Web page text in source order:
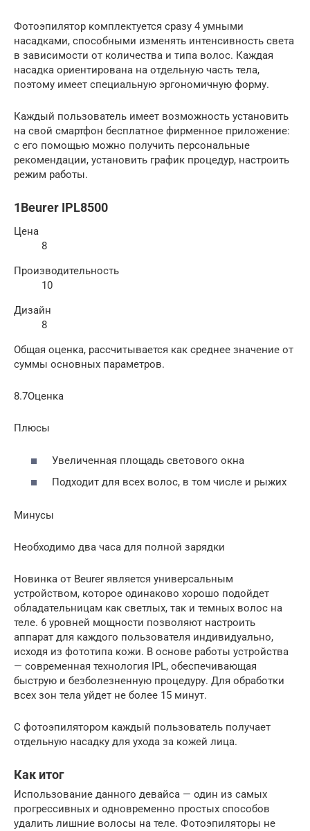
Фотоэпилятор комплектуется сразу 4 умными
насадками, способными изменять интенсивность света
в зависимости от количества и типа волос. Каждая
насадка ориентирована на отдельную часть тела,
поэтому имеет специальную эргономичную форму.
Каждый пользователь имеет возможность установить
на свой смартфон бесплатное фирменное приложение:
с его помощью можно получить персональные
рекомендации, установить график процедур, настроить
режим работы.
1Beurer IPL8500
Цена
8
Производительность
10
Дизайн
8
Общая оценка, рассчитывается как среднее значение от
суммы основных параметров.
8.7Оценка
Плюсы
Увеличенная площадь светового окна
Подходит для всех волос, в том числе и рыжих
Минусы
Необходимо два часа для полной зарядки
Новинка от Beurer является универсальным
устройством, которое одинаково хорошо подойдет
обладательницам как светлых, так и темных волос на
теле. 6 уровней мощности позволяют настроить
аппарат для каждого пользователя индивидуально,
исходя из фототипа кожи. В основе работы устройства
— современная технология IPL, обеспечивающая
быструю и безболезненную процедуру. Для обработки
всех зон тела уйдет не более 15 минут.
С фотоэпилятором каждый пользователь получает
отдельную насадку для ухода за кожей лица.
Как итог
Использование данного девайса — один из самых
прогрессивных и одновременно простых способов
удалить лишние волосы на теле. Фотоэпиляторы не